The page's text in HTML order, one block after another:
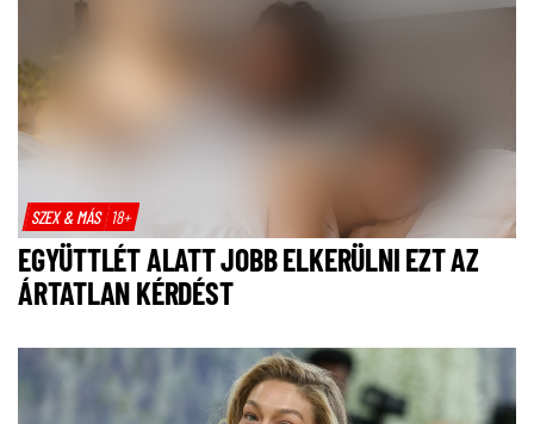
SZEX & MÁS 18+
EGYÜTTLÉT ALATT JOBB ELKERÜLNI EZT AZ
ÁRTATLAN KÉRDÉST